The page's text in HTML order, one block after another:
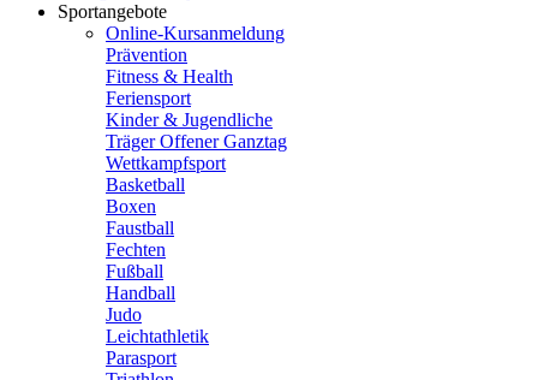
Sportangebote
Online-Kursanmeldung
Prävention
Fitness & Health
Feriensport
Kinder & Jugendliche
Träger Offener Ganztag
Wettkampfsport
Basketball
Boxen
Faustball
Fechten
Fußball
Handball
Judo
Leichtathletik
Parasport